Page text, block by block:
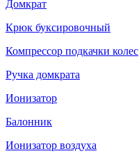
Домкрат
Крюк буксировочный
Компрессор подкачки колес
Ручка домкрата
Ионизатор
Балонник
Ионизатор воздуха